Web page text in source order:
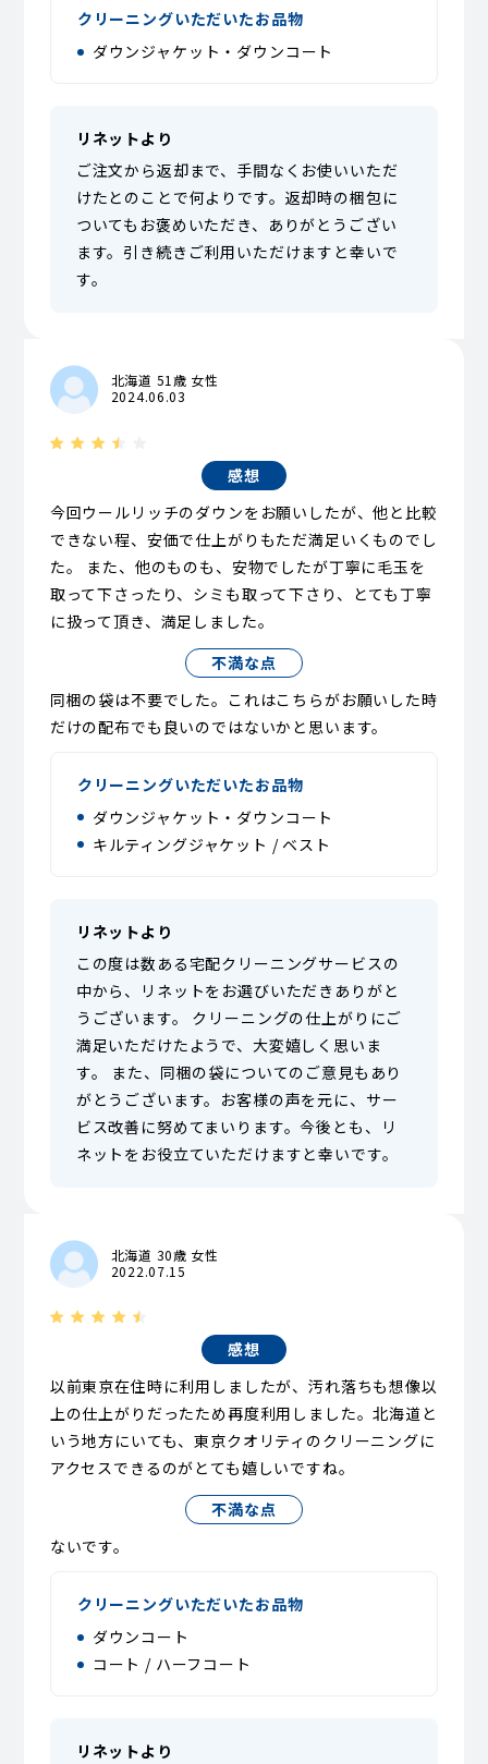
クリーニングいただいたお品物
ダウンジャケット・ダウンコート
リネットより
ご注文から返却まで、手間なくお使いいただ
けたとのことで何よりです。返却時の梱包に
ついてもお褒めいただき、ありがとうござい
ます。引き続きご利用いただけますと幸いで
す。
北海道 51歳 女性
2024.06.03
感想
今回ウールリッチのダウンをお願いしたが、他と比較
できない程、安価で仕上がりもただ満足いくものでし
た。 また、他のものも、安物でしたが丁寧に毛玉を
取って下さったり、シミも取って下さり、とても丁寧
に扱って頂き、満足しました。
不満な点
同梱の袋は不要でした。これはこちらがお願いした時
だけの配布でも良いのではないかと思います。
クリーニングいただいたお品物
ダウンジャケット・ダウンコート
キルティングジャケット / ベスト
リネットより
この度は数ある宅配クリーニングサービスの
中から、リネットをお選びいただきありがと
うございます。 クリーニングの仕上がりにご
満足いただけたようで、大変嬉しく思いま
す。 また、同梱の袋についてのご意見もあり
がとうございます。お客様の声を元に、サー
ビス改善に努めてまいります。今後とも、リ
ネットをお役立ていただけますと幸いです。
北海道 30歳 女性
2022.07.15
感想
以前東京在住時に利用しましたが、汚れ落ちも想像以
上の仕上がりだったため再度利用しました。北海道と
いう地方にいても、東京クオリティのクリーニングに
アクセスできるのがとても嬉しいですね。
不満な点
ないです。
クリーニングいただいたお品物
ダウンコート
コート / ハーフコート
リネットより